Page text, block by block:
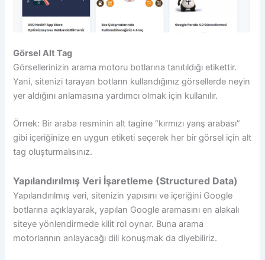
Görsel Alt Tag
Görsellerinizin arama motoru botlarına tanıtıldığı etikettir.
Yani, sitenizi tarayan botların kullandığınız görsellerde neyin
yer aldığını anlamasına yardımcı olmak için kullanılır.
Örnek: Bir araba resminin alt tagine “kırmızı yarış arabası”
gibi içeriğinize en uygun etiketi seçerek her bir görsel için alt
tag oluşturmalısınız.
Yapılandırılmış Veri İşaretleme (Structured Data)
Yapılandırılmış veri, sitenizin yapısını ve içeriğini Google
botlarına açıklayarak, yapılan Google aramasını en alakalı
siteye yönlendirmede kilit rol oynar. Buna arama
motorlarının anlayacağı dili konuşmak da diyebiliriz.